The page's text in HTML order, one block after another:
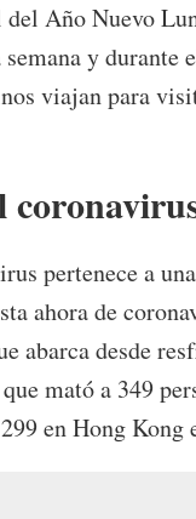
Año Nuevo
semana y durante
viajan para
pertenece a
ahora de
abarca desde
mató a 349
en Hong Kong